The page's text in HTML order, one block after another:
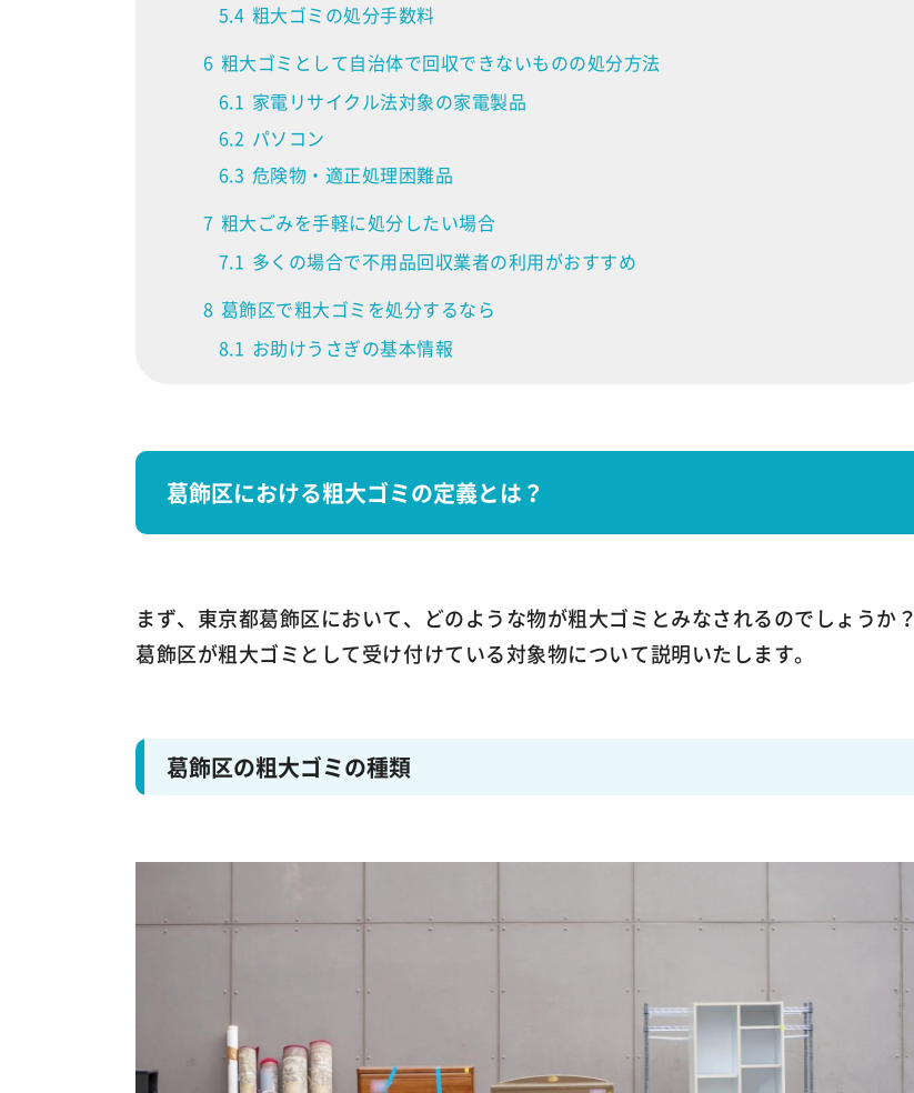
5.4 粗大ゴミの処分手数料
6 粗大ゴミとして自治体で回収できないものの処分方法
6.1 家電リサイクル法対象の家電製品
6.2 パソコン
6.3 危険物・適正処理困難品
7 粗大ごみを手軽に処分したい場合
7.1 多くの場合で不用品回収業者の利用がおすすめ
8 葛飾区で粗大ゴミを処分するなら
8.1 お助けうさぎの基本情報
葛飾区における粗大ゴミの定義とは？
まず、東京都葛飾区において、どのような物が粗大ゴミとみなされるのでしょうか？
葛飾区が粗大ゴミとして受け付けている対象物について説明いたします。
葛飾区の粗大ゴミの種類